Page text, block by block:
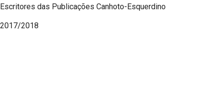
Escritores das Publicações Canhoto-Esquerdino
2017/2018